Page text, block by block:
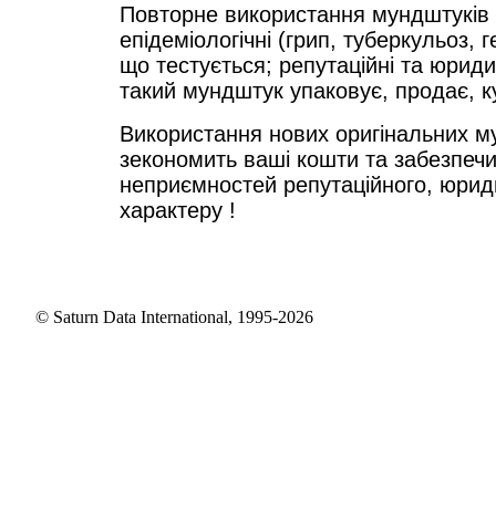
Повторне використання
епідеміологічні (грип,
що тестується; репутаційні та
такий мундштук упаковує, продає,
Використання нових оригінальних
зекономить ваші кошти та
неприємностей репутаційного,
характеру !
© Saturn Data International, 1995-2026